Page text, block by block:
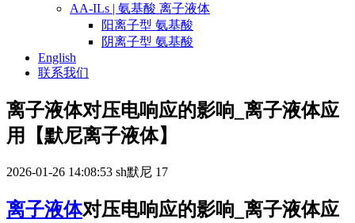
AA-ILs | 氨基酸 离子液体
阳离子型 氨基酸
阴离子型 氨基酸
English
联系我们
离子液体对压电响应的影响_离子液体应
用【默尼离子液体】
2026-01-26 14:08:53 sh默尼 17
离子液体对压电响应的影响_离子液体应